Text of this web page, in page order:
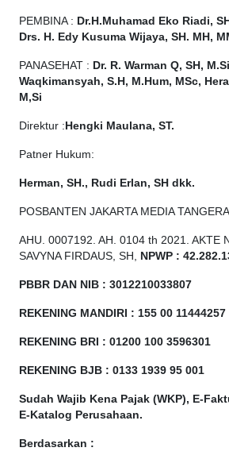
PEMBINA : Dr.H.Muhamad Eko Riadi,
Drs. H. Edy Kusuma Wijaya, SH. MH,
PANASEHAT : Dr. R. Warman Q, SH,
Waqkimansyah, S.H, M.Hum, MSc,
M,Si
Direktur : Hengki Maulana, ST.
Patner Hukum:
Herman, SH., Rudi Erlan, SH dkk.
POSBANTEN JAKARTA MEDIA
AHU. 0007192. AH. 0104 th 2021. AKTE
SAVYNA FIRDAUS, SH, NPW P : 42.282.1
PBBR DAN NIB : 3012210033807
REKENING MANDIRI : 155 00 11444257
REKENING BRI : 01200 100 3596301
REKENING BJB : 0133 1939 95 001
Sudah Wajib Kena Pajak (WKP), E-
E-Katalog Perusahaan.
Berdasarkan :